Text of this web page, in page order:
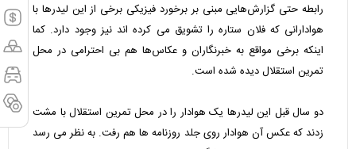
رابطه حتی گزارش‌هایی مبنی بر برخورد فیزیکی برخی از این لیدرها با
هوادارانی که فلان ستاره را تشویق می کرده اند نیز وجود دارد. کما
اینکه برخی مواقع به خبرنگاران و عکاس‌ها هم بی احترامی در محل
تمرین استقلال دیده شده است.
دو سال قبل این لیدرها یک هوادار را در محل تمرین استقلال با مشت
زدند که عکس آن هوادار روی جلد روزنامه ها هم رفت. به نظر می رسد